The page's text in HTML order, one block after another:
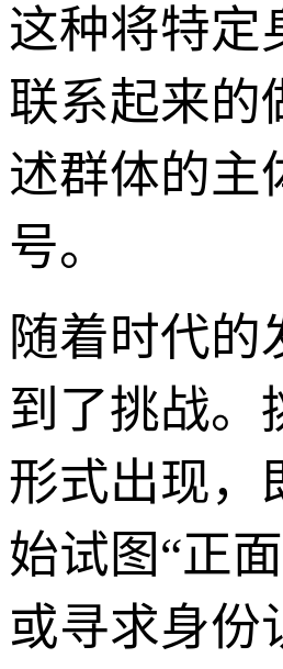
这种将特定
联系起来的
述群体的主
号。
随着时代
到了挑战。
形式出现，
始试图“正
或寻求身份